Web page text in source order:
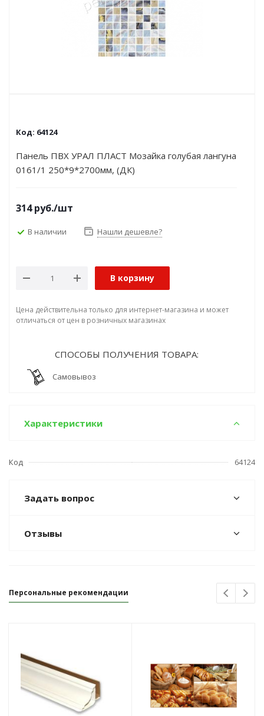
Код: 64124
Панель ПВХ УРАЛ ПЛАСТ Мозайка голубая лангуна
0161/1 250*9*2700мм, (ДК)
314руб./шт
В наличии Нашли дешевле?
В корзину
Цена действительна только для интернет-магазина и может
отличаться от цен в розничных магазинах
СПОСОБЫ ПОЛУЧЕНИЯ ТОВАРА:
Самовывоз
Характеристики
Код 64124
Задать вопрос
Отзывы
Персональные рекомендации